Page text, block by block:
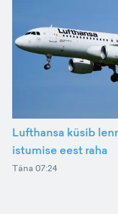
Lufthansa küsib
istumise eest raha
Täna 07:24